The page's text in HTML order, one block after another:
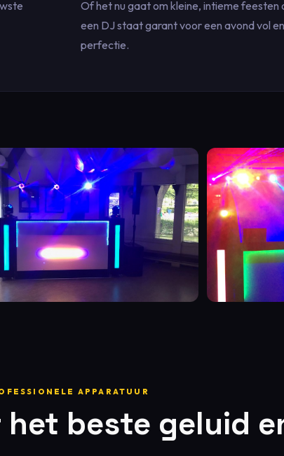
Of het nu gaat om kleine, intieme
een DJ staat garant voor een avond vol
perfectie.
APPARATUUR
het beste geluid